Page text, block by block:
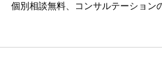
個別相談無料、コンサルテーション